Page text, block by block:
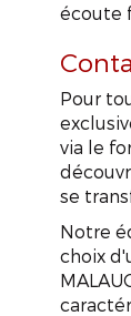
écoute
Pour
via le
se
Notre
choix